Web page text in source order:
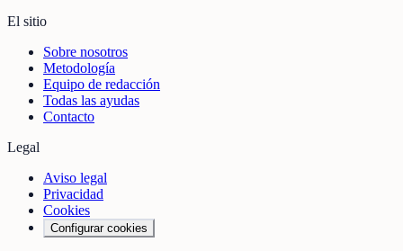
El sitio
Sobre nosotros
Metodología
Equipo de redacción
Todas las ayudas
Contacto
Legal
Aviso legal
Privacidad
Cookies
Configurar cookies